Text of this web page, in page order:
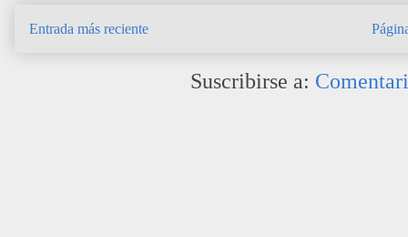
Entrada más reciente
Suscribirse a: